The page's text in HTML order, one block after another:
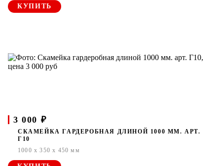
КУПИТЬ
3 000 ₽
СКАМЕЙКА ГАРДЕРОБНАЯ ДЛИНОЙ 1000 ММ. АРТ.
Г10
1000 x 350 x 450 мм